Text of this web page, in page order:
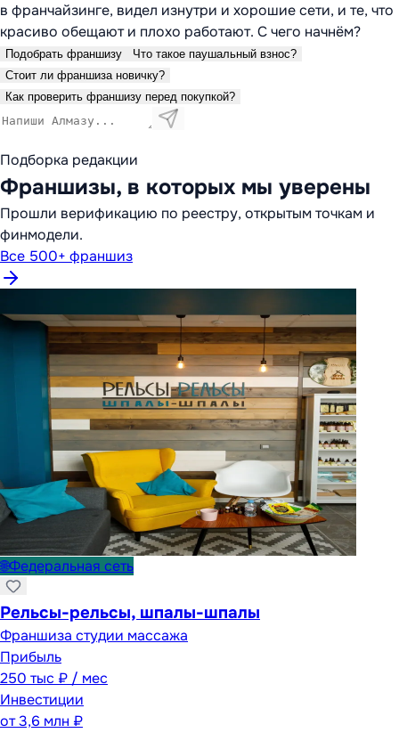
в франчайзинге, видел изнутри и хорошие сети, и те, что
красиво обещают и плохо работают. С чего начнём?
Подобрать франшизу
Что такое паушальный взнос?
Стоит ли франшиза новичку?
Как проверить франшизу перед покупкой?
Подборка редакции
Франшизы, в которых мы уверены
Прошли верификацию по реестру, открытым точкам и
финмодели.
Все 500+ франшиз
🌐Федеральная сеть
Рельсы-рельсы, шпалы-шпалы
Франшиза студии массажа
Прибыль
250 тыс ₽ / мес
Инвестиции
от3,6 млн ₽